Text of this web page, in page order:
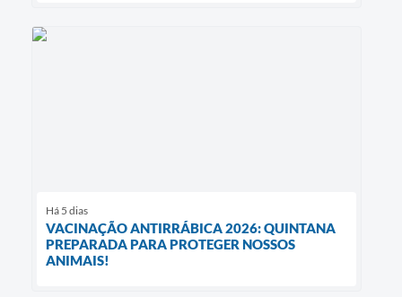
Há 5 dias
VACINAÇÃO ANTIRRÁBICA 2026: QUINTANA
PREPARADA PARA PROTEGER NOSSOS
ANIMAIS!